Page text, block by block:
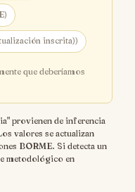
inscrita))
que deberíamos
provienen de inferencia
valores se actualizan
BORME. Si detecta un
metodológico en